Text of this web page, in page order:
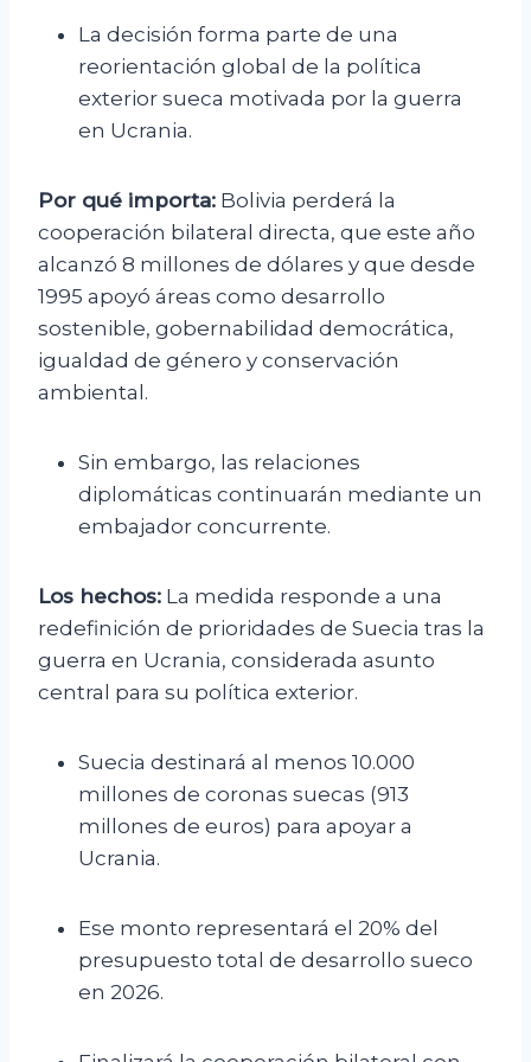
La decisión forma parte de una
reorientación global de la política
exterior sueca motivada por la guerra
en Ucrania.
Por qué importa: Bolivia perderá la
cooperación bilateral directa, que este año
alcanzó 8 millones de dólares y que desde
1995 apoyó áreas como desarrollo
sostenible, gobernabilidad democrática,
igualdad de género y conservación
ambiental.
Sin embargo, las relaciones
diplomáticas continuarán mediante un
embajador concurrente.
Los hechos: La medida responde a una
redefinición de prioridades de Suecia tras la
guerra en Ucrania, considerada asunto
central para su política exterior.
Suecia destinará al menos 10.000
millones de coronas suecas (913
millones de euros) para apoyar a
Ucrania.
Ese monto representará el 20% del
presupuesto total de desarrollo sueco
en 2026.